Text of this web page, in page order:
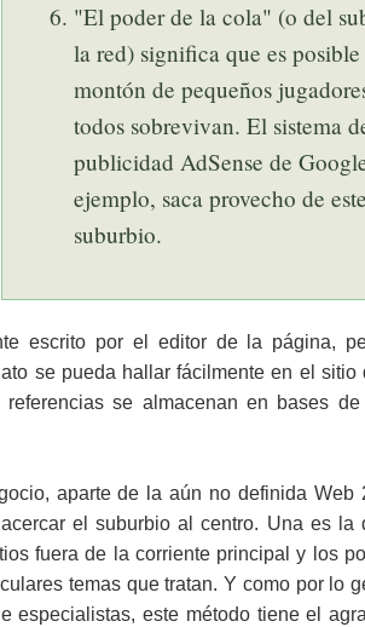
"El poder de la cola" (o del
la red) significa que es
montón de pequeños
todos sobrevivan. El sistema
publicidad AdSense de
ejemplo, saca provecho de este
suburbio.
escrito por el editor de la página,
se pueda hallar fácilmente en el sitio
se almacenan en bases de
aparte de la aún no definida Web
el suburbio al centro. Una es la
fuera de la corriente principal y los
temas que tratan. Y como por lo
especialistas, este método tiene el